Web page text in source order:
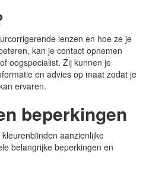
lenzen en hoe ze je
kan je contact opnemen
oogspecialist. Zij kunnen je
en advies op maat zodat je
ervaren.
beperkingen
aanzienlijke
belangrijke beperkingen en